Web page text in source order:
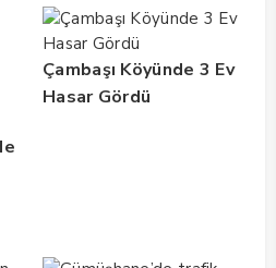
Vurgusu
Çambaşı Köyünde 3 Ev
Hasar Gördü